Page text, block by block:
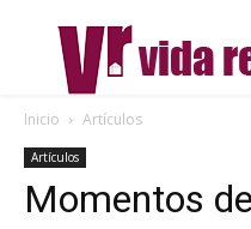
Inicio Artículos
Artículos
Momentos